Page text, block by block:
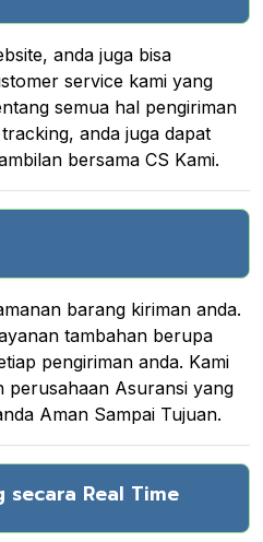
anda juga bisa
service kami yang
semua hal pengiriman
anda juga dapat
bersama CS Kami.
barang kiriman anda.
tambahan berupa
pengiriman anda. Kami
perusahaan Asuransi yang
Aman Sampai Tujuan.
Real Time